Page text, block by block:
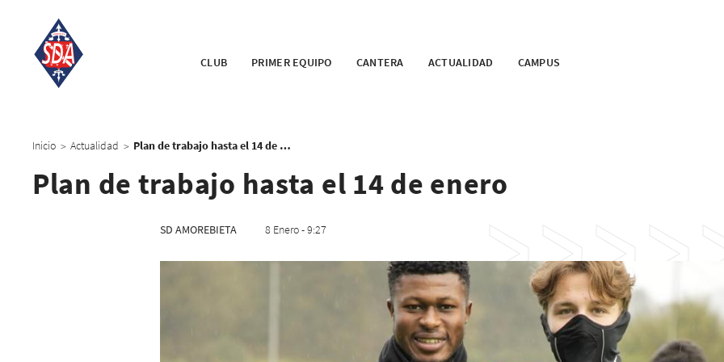
CLUB PRIMER EQUIPO CANTERA ACTUALIDAD CAMPUS
Inicio > Actualidad > Plan de trabajo hasta el 14 de enero
Plan de trabajo hasta el 14 de enero
SD AMOREBIETA 8 Enero - 9:27